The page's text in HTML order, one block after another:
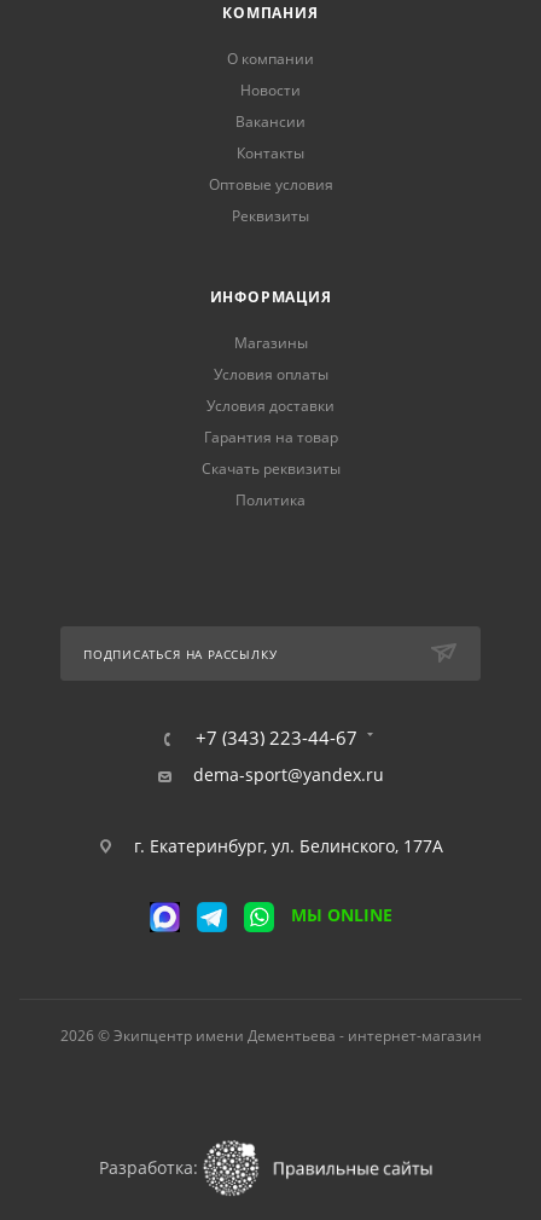
КОМПАНИЯ
О компании
Новости
Вакансии
Контакты
Оптовые условия
Реквизиты
ИНФОРМАЦИЯ
Магазины
Условия оплаты
Условия доставки
Гарантия на товар
Скачать реквизиты
Политика
ПОДПИСАТЬСЯ НА РАССЫЛКУ
+7 (343) 223-44-67
dema-sport@yandex.ru
г. Екатеринбург, ул. Белинского, 177А
МЫ ONLINE
2026 © Экипцентр имени Дементьева - интернет-магазин
Разработка: